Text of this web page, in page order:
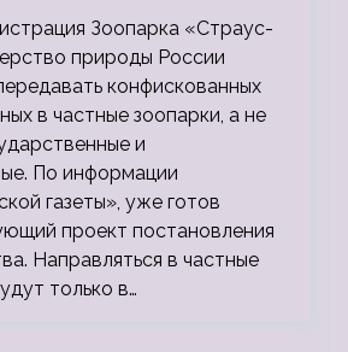
Зоопарка «Страус-
природы России
конфискованных
в частные зоопарки, а не
и
По информации
газеты», уже готов
проект постановления
Направляться в частные
только в…